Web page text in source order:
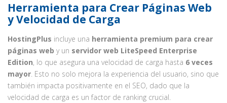
Herramienta para Crear Páginas Web
y Velocidad de Carga
HostingPlus incluye una herramienta premium para crear
páginas web y un servidor web LiteSpeed Enterprise
Edition, lo que asegura una velocidad de carga hasta 6 veces
mayor. Esto no solo mejora la experiencia del usuario, sino que
también impacta positivamente en el SEO, dado que la
velocidad de carga es un factor de ranking crucial.